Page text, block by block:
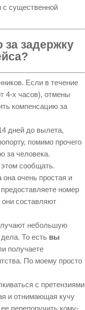
с существенной
за задержку
Если в течение
4-х часов), отмены
компенсацию за
дней до вылета,
помимо прочего
за человека.
сообщать.
очень простая и
номер
они составляют
небольшую
То есть вы
получаете
По моему просто
с претензиями
и отнимающая кучу
перепоручить кому-